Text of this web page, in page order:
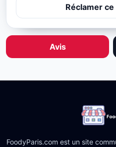
Réclamer
Avis
FoodyParis.com est un site